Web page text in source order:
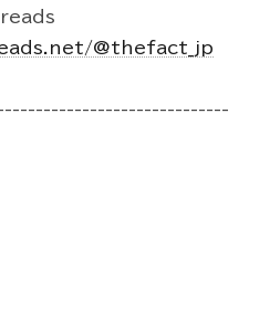
@thefact_jp